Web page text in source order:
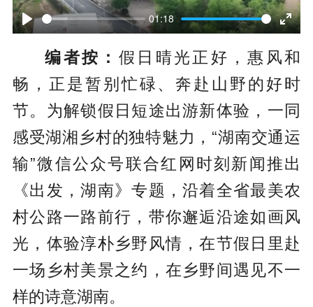
P
a
y
01:18
E
n
t
e
r
f
u
l
l
s
l
a
y
编者按： 假日晴光正好，惠风和
畅，正是暂别忙碌、奔赴山野的好时
节。为解锁假日短途出游新体验，一同
感受湖湘乡村的独特魅力，“湖南交通运
输”微信公众号联合红网时刻新闻推出
《出发，湖南》专题，沿着全省最美农
村公路一路前行，带你邂逅沿途如画风
光，体验淳朴乡野风情，在节假日里赴
一场乡村美景之约，在乡野间遇见不一
样的诗意湖南。